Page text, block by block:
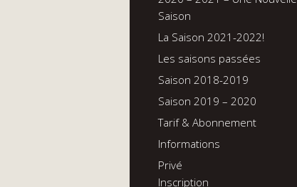
Saison
La Saison 2021-2022!
Les saisons passées
Saison 2018-2019
Saison 2019 – 2020
Tarif & Abonnement
Informations
Privé
Inscription